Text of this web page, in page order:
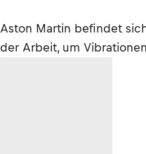
Aston Martin befindet
der Arbeit, um